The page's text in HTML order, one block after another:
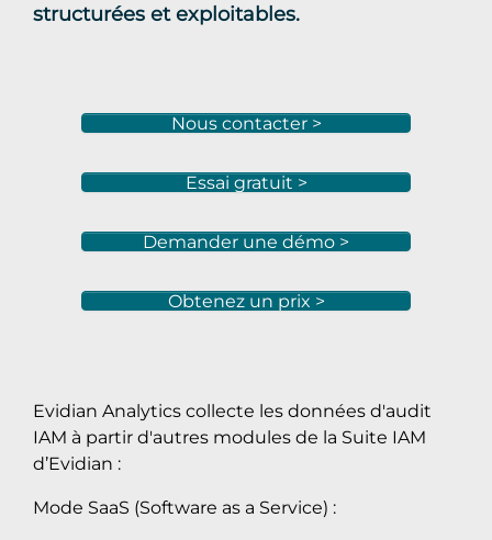
structurées et exploitables.
Nous contacter >
Essai gratuit >
Demander une démo >
Obtenez un prix >
Evidian Analytics collecte les données d'audit
IAM à partir d'autres modules de la Suite IAM
d’Evidian :
Mode SaaS (Software as a Service) :